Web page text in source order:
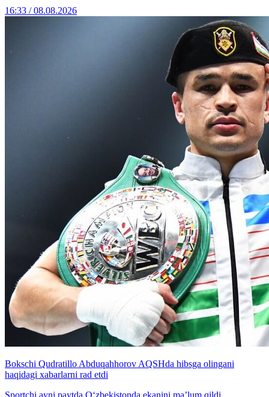
16:33 / 08.08.2026
Bokschi Qudratillo Abduqahhorov AQSHda hibsga olingani
haqidagi xabarlarni rad etdi